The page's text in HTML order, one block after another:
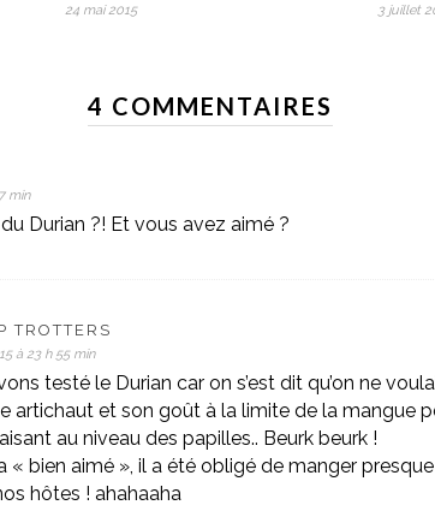
24 mai 2015 3 juillet
4 COMMENTAIRES
min
Durian ?! Et vous avez aimé ?
TROTTERS
à 23 h 55 min
testé le Durian car on s’est dit qu’on ne
artichaut et son goût à la limite de la mangue
au niveau des papilles.. Beurk beurk !
« bien aimé », il a été obligé de manger
hôtes ! ahahaaha